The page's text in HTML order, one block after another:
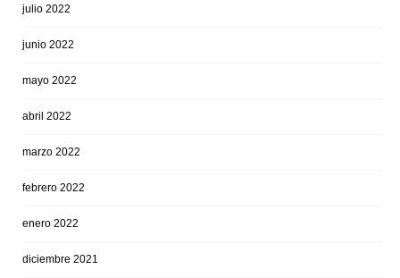
julio 2022
junio 2022
mayo 2022
abril 2022
marzo 2022
febrero 2022
enero 2022
diciembre 2021